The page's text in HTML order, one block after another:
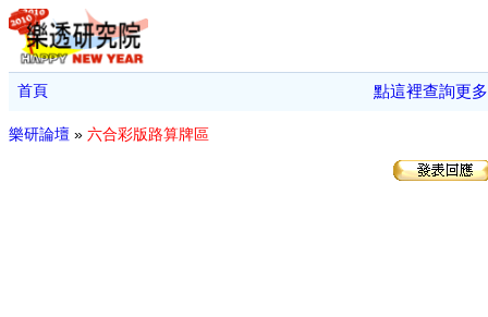
首頁 點這裡查詢更多
樂研論壇 » 六合彩版路算牌區